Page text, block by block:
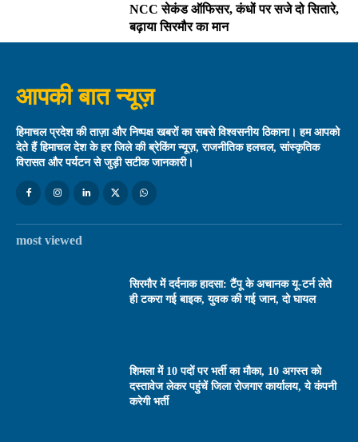
NCC सेकंड ऑफिसर, कंधों पर सजे दो सितारे,
बढ़ाया सिरमौर का मान
आपकी बात न्यूज़
हिमाचल प्रदेश की ताज़ा और निष्पक्ष खबरों का सबसे विश्वसनीय ठिकाना। हम आपको
देते हैं हिमाचल देश के हर जिले की ब्रेकिंग न्यूज़, राजनीतिक हलचल, सांस्कृतिक
विरासत और पर्यटन से जुड़ी सटीक जानकारी।
most viewed
सिरमौर में दर्दनाक हादसा: टैंपू के अचानक यू-टर्न लेते
ही टकरा गई बाइक, युवक की गई जान, दो घायल
शिमला में 10 पदों पर भर्ती का मौका, 10 अगस्त को
दस्तावेज लेकर पहुंचें जिला रोजगार कार्यालय, ये कंपनी
करेगी भर्ती